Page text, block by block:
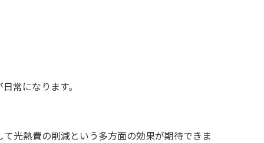
常になります。
光熱費の削減という多方面の効果が期待できま